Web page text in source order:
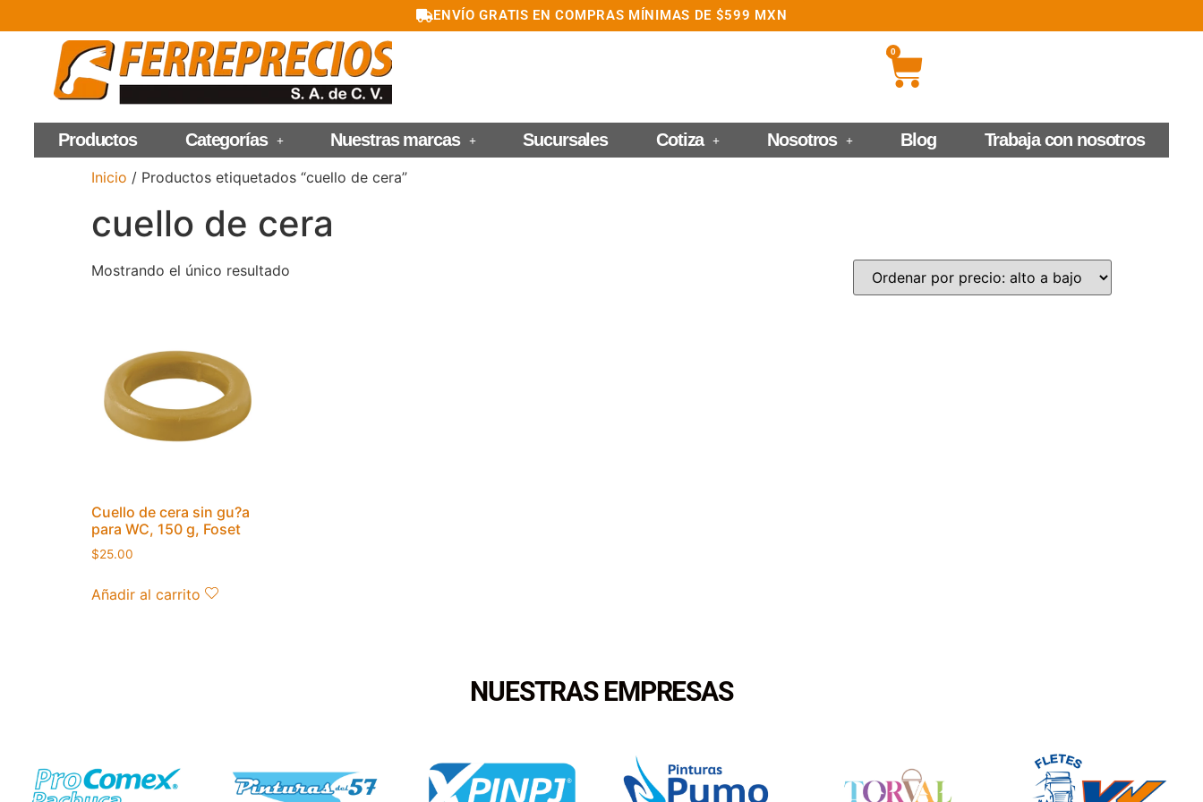
ENVÍO GRATIS EN COMPRAS MÍNIMAS DE $599 MXN
0
Productos Categorías Nuestras marcas Sucursales Cotiza Nosotros Blog Trabaja con nosotros
Inicio / Productos etiquetados “cuello de cera”
cuello de cera
Mostrando el único resultado
Cuello de cera sin gu?a
para WC, 150 g, Foset
$25.00
Añadir al carrito
NUESTRAS EMPRESAS